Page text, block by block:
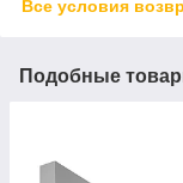
Все условия
Подобные